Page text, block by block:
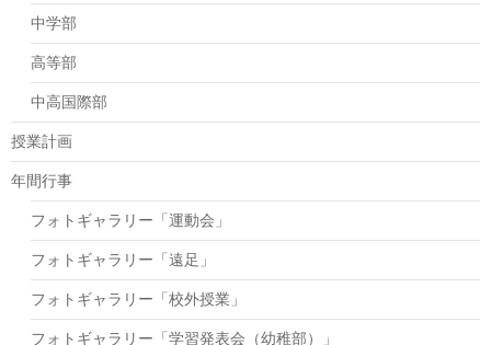
中学部
高等部
中高国際部
授業計画
年間行事
フォトギャラリー「運動会」
フォトギャラリー「遠足」
フォトギャラリー「校外授業」
フォトギャラリー「学習発表会（幼稚部）」